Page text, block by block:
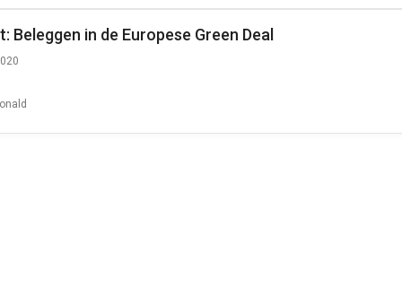
Beleggen in de Europese Green Deal